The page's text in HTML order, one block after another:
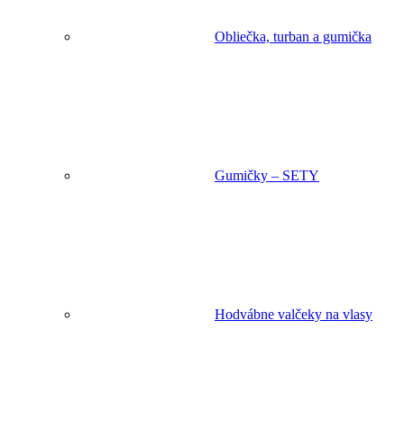
Obliečka, turban a gumička
Gumičky – SETY
Hodvábne valčeky na vlasy